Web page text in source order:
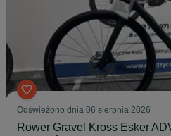
Odświeżono dnia 06 sierpnia 2026
Rower Gravel Kross Esker